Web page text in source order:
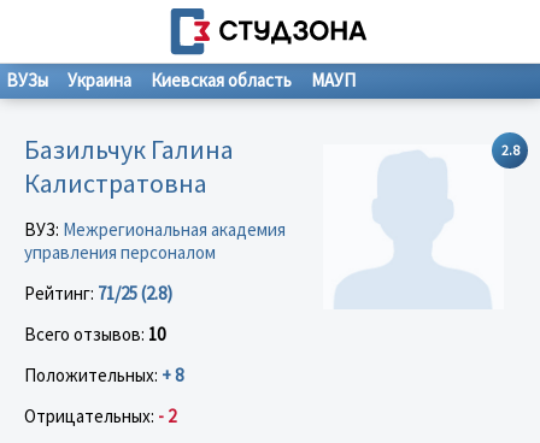
ВУЗы Украина Киевская область МАУП
2.8
Базильчук Галина
Калистратовна
ВУЗ: Межрегиональная академия
управления персоналом
Рейтинг: 71/25 (2.8)
Всего отзывов: 10
Положительных: + 8
Отрицательных: - 2